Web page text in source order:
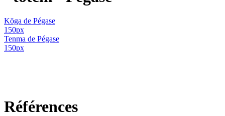
Kōga de Pégase
150px
Tenma de Pégase
150px
Références